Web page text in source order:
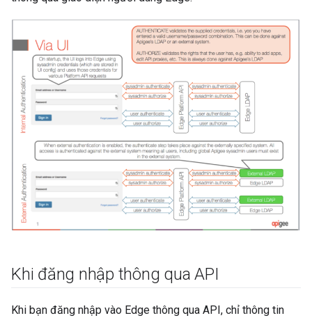
Khi đăng nhập thông qua API
Khi bạn đăng nhập vào Edge thông qua API, chỉ thông tin